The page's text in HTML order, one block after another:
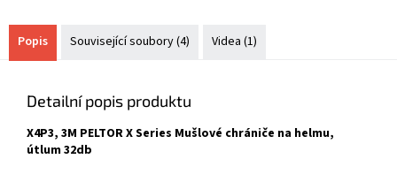
Popis Související soubory (4) Videa (1)
Detailní popis produktu
X4P3, 3M PELTOR X Series Mušlové chrániče na helmu,
útlum 32db